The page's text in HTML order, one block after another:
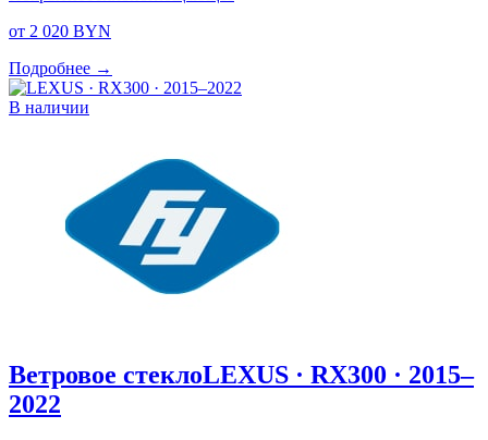
от 2 020 BYN
Подробнее →
В наличии
Ветровое стеклоLEXUS · RX300 · 2015–
2022